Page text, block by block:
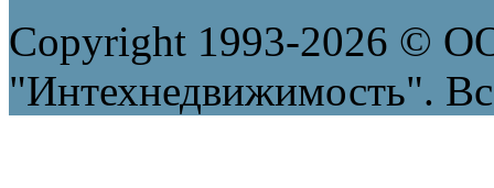
Copyright 1993-2026 ©
"Интехнедвижимость".